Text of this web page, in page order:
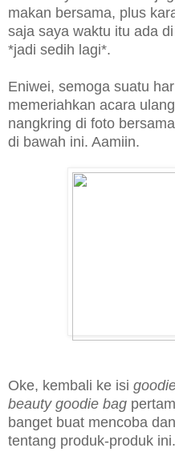
makan bersama, plus
saja saya waktu itu ada
*jadi sedih lagi*.
Eniwei, semoga suatu
memeriahkan acara
nangkring di foto
di bawah ini. Aamiin.
Oke, kembali ke isi
beauty goodie bag
banget buat mencoba
tentang produk-produk ini.